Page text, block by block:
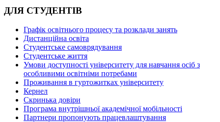
ДЛЯ СТУДЕНТІВ
Графік освітнього процесу та розклади занять
Дистанційна освіта
Студентське самоврядування
Студентське життя
Умови доступності університету для навчання осіб з
особливими освітніми потребами
Проживання в гуртожитках університету
Кернел
Скринька довіри
Програма внутрішньої академічної мобільності
Партнери пропонують працевлаштування